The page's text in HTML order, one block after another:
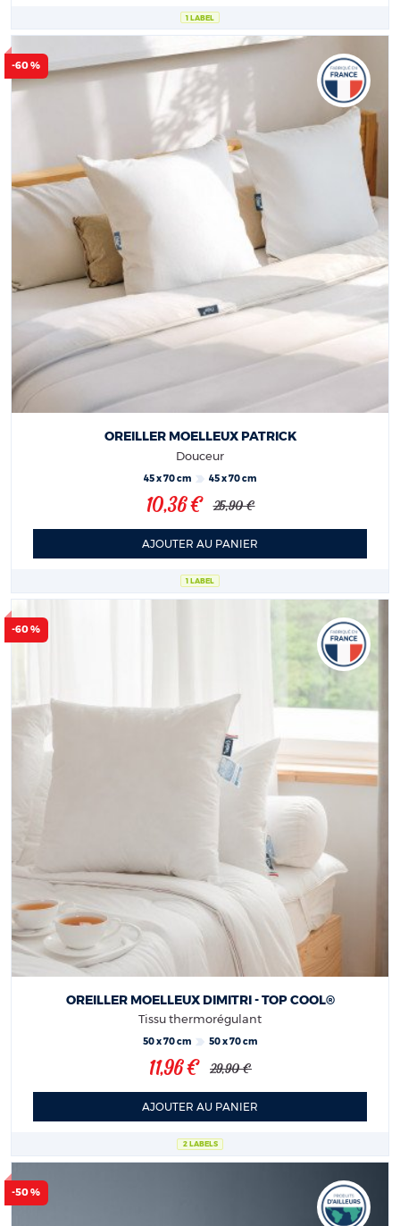
1 LABEL
-60 %
1 LABEL
OREILLER MOELLEUX PATRICK
Douceur
45 x 70 cm 45 x 70 cm
10,36 € 25,90 €
AJOUTER AU PANIER
-60 %
2 LABELS
OREILLER MOELLEUX DIMITRI - TOP COOL®
Tissu thermorégulant
50 x 70 cm 50 x 70 cm
11,96 € 29,90 €
AJOUTER AU PANIER
-50 %